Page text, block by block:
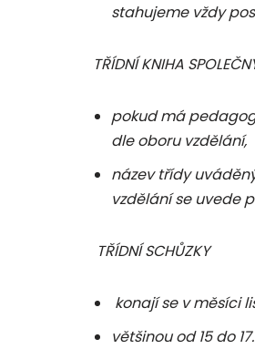
stahujeme vždy
TŘÍDNÍ KNIHA
pokud má
dle oboru vzdělání,
název třídy
vzdělání se uvede
TŘÍDNÍ SCHŮZKY
konají se v měsíci
většinou od 15 do